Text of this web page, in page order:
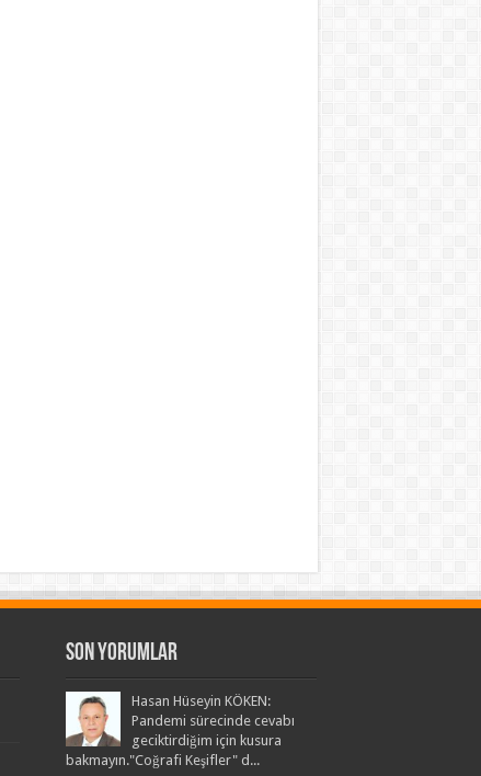
Son Yorumlar
Hasan Hüseyin KÖKEN:
Pandemi sürecinde cevabı
geciktirdiğim için kusura
bakmayın."Coğrafi Keşifler" d...